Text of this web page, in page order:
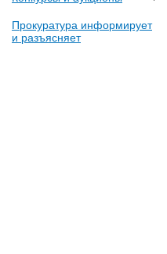
Прокуратура информирует
и разъясняет